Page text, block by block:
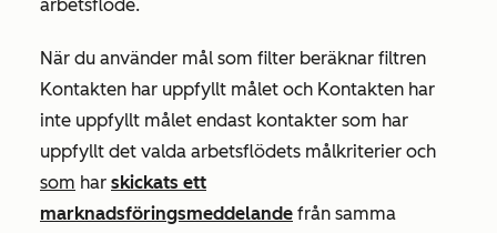
arbetsflöde.
När du använder mål som filter beräknar filtren
Kontakten har uppfyllt målet och Kontakten har
inte uppfyllt målet endast kontakter som har
uppfyllt det valda arbetsflödets målkriterier och
som har skickats ett
marknadsföringsmeddelande från samma